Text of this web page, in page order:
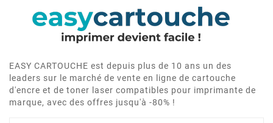
EASY CARTOUCHE est depuis plus de 10 ans un des
leaders sur le marché de vente en ligne de cartouche
d'encre et de toner laser compatibles pour imprimante de
marque, avec des offres jusqu'à -80% !